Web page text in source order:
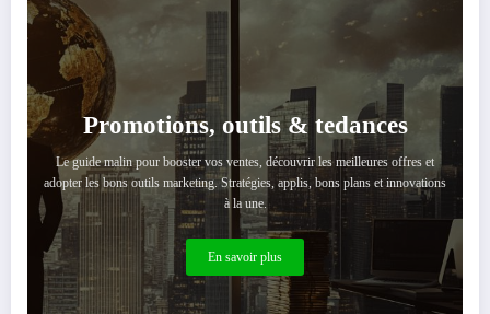
Promotions, outils & tedances
Le guide malin pour booster vos ventes, découvrir les meilleures offres et
adopter les bons outils marketing. Stratégies, applis, bons plans et innovations
à la une.
En savoir plus